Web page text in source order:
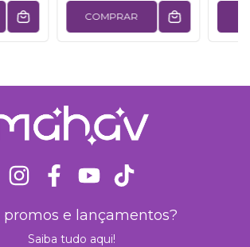
COMPRAR
e lançamentos?
Saiba tudo aqui!